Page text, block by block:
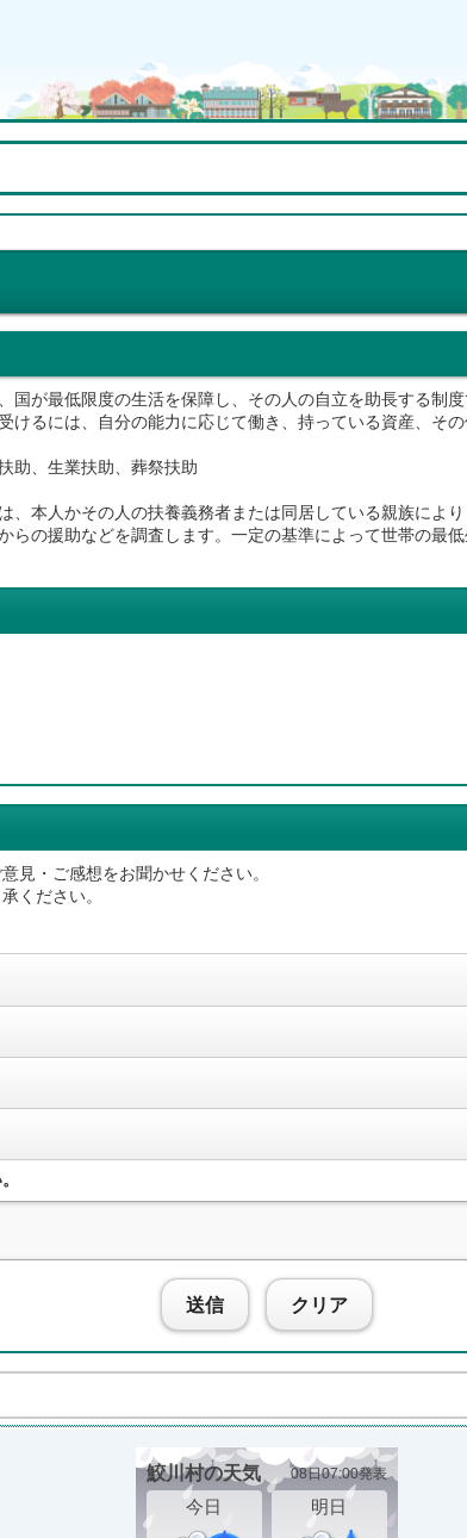
が最低限度の生活を保障し、その人の自立を助長する制度
るには、自分の能力に応じて働き、持っている資産、その
助、生業扶助、葬祭扶助
本人かその人の扶養義務者または同居している親族によ
の援助などを調査します。一定の基準によって世帯の最
見・ご感想をお聞かせください。
ください。
送信 クリア